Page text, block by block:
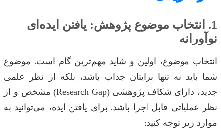
1. انتخاب موضوع پژوهش: یافتن ایده‌ای
نوآورانه
انتخاب موضوع، اولین و شاید مهم‌ترین گام است. موضوع
شما باید نه تنها برایتان جذاب باشد، بلکه از نظر علمی
جدید، دارای شکاف پژوهشی (Research Gap) مشخص و از
نظر عملیاتی قابل اجرا باشد. برای یافتن ایده، می‌توانید به
موارد زیر توجه کنید: